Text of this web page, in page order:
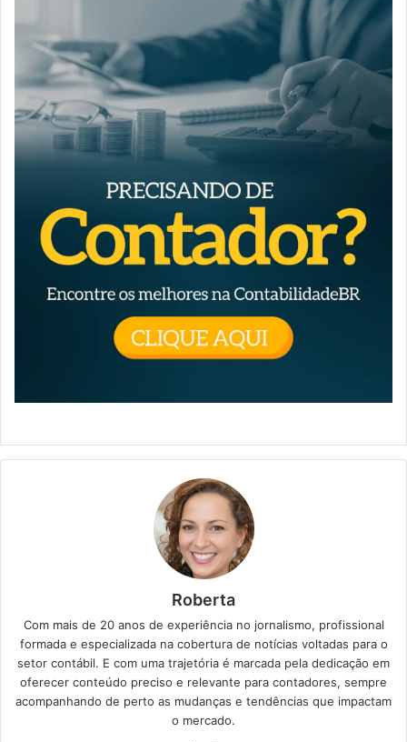
Roberta
Com mais de 20 anos de experiência no jornalismo, profissional
formada e especializada na cobertura de notícias voltadas para o
setor contábil. E com uma trajetória é marcada pela dedicação em
oferecer conteúdo preciso e relevante para contadores, sempre
acompanhando de perto as mudanças e tendências que impactam
o mercado.